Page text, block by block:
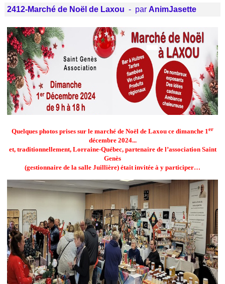
2412-Marché de Noël de Laxou - par AnimJasette
Quelques photos prises sur le marché de Noël de Laxou ce dimanche 1er
décembre 2024...
et, traditionnellement, Lorraine-Québec, partenaire de l’association Saint
Genès
(gestionnaire de la salle Juillière) était invitée à y participer…